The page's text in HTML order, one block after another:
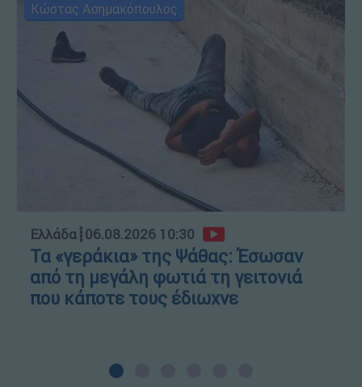
Κώστας Ασημακόπουλος
Ελλάδα┋06.08.2026 10:30
Τα «γεράκια» της Ψάθας: Έσωσαν
από τη μεγάλη φωτιά τη γειτονιά
που κάποτε τους έδιωχνε